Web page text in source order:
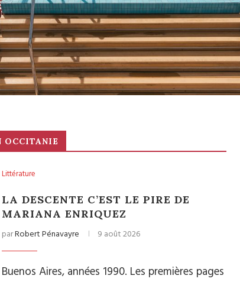
OCCITANIE
Littérature
LA DESCENTE C’EST LE PIRE DE
MARIANA ENRIQUEZ
parRobert Pénavayre 9 août 2026
Buenos Aires, années 1990. Les premières pages